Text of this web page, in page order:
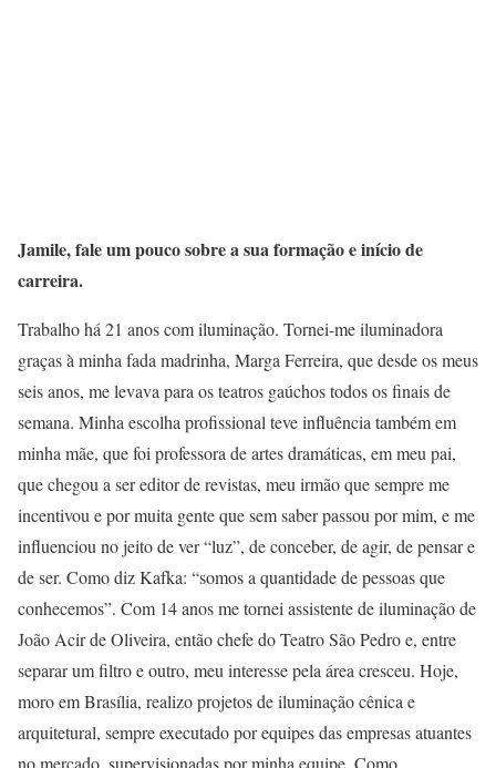
Jamile, fale um pouco sobre a sua formação e início de
carreira.
Trabalho há 21 anos com iluminação. Tornei-me iluminadora
graças à minha fada madrinha, Marga Ferreira, que desde os meus
seis anos, me levava para os teatros gaúchos todos os finais de
semana. Minha escolha profissional teve influência também em
minha mãe, que foi professora de artes dramáticas, em meu pai,
que chegou a ser editor de revistas, meu irmão que sempre me
incentivou e por muita gente que sem saber passou por mim, e me
influenciou no jeito de ver “luz”, de conceber, de agir, de pensar e
de ser. Como diz Kafka: “somos a quantidade de pessoas que
conhecemos”. Com 14 anos me tornei assistente de iluminação de
João Acir de Oliveira, então chefe do Teatro São Pedro e, entre
separar um filtro e outro, meu interesse pela área cresceu. Hoje,
moro em Brasília, realizo projetos de iluminação cênica e
arquitetural, sempre executado por equipes das empresas atuantes
no mercado, supervisionadas por minha equipe. Como